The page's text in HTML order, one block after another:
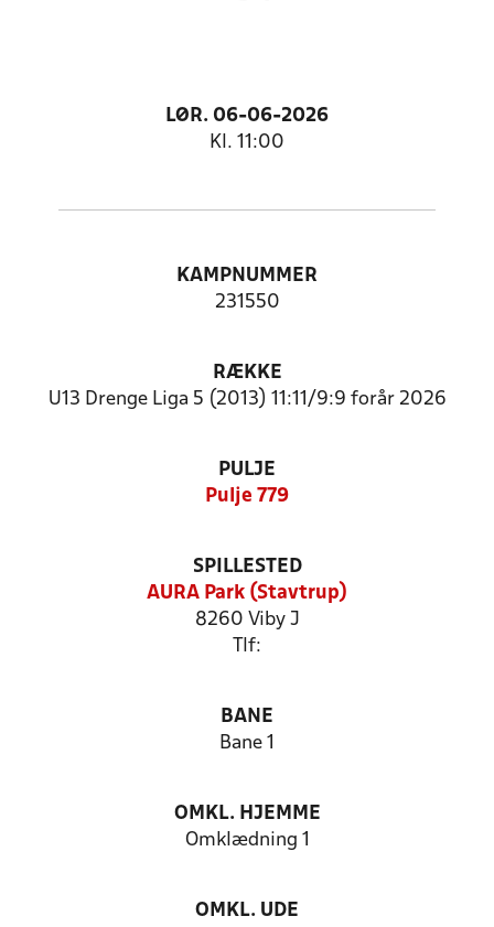
LØR. 06-06-2026
Kl. 11:00
KAMPNUMMER
231550
RÆKKE
U13 Drenge Liga 5 (2013) 11:11/9:9 forår 2026
PULJE
Pulje 779
SPILLESTED
AURA Park (Stavtrup)
8260 Viby J
Tlf:
BANE
Bane 1
OMKL. HJEMME
Omklædning 1
OMKL. UDE